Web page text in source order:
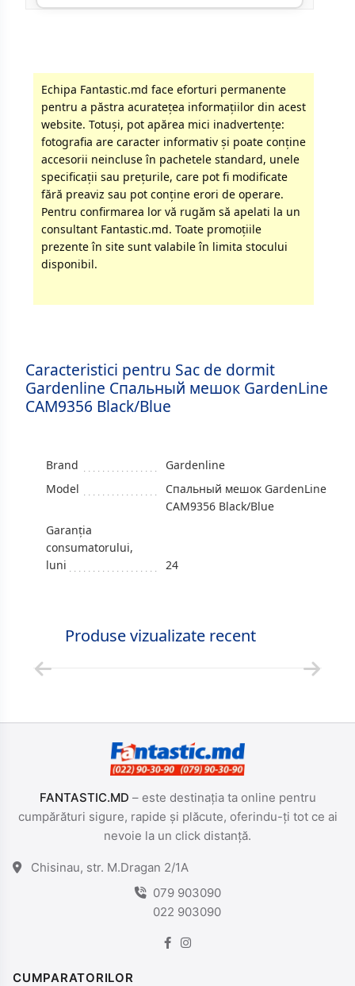
Echipa Fantastic.md face eforturi permanente
pentru a păstra acurateţea informaţiilor din acest
website. Totuși, pot apărea mici inadvertenţe:
fotografia are caracter informativ şi poate conţine
accesorii neincluse în pachetele standard, unele
specificaţii sau preţurile, care pot fi modificate
fără preaviz sau pot conţine erori de operare.
Pentru confirmarea lor vă rugăm să apelati la un
consultant Fantastic.md. Toate promoţiile
prezente în site sunt valabile în limita stocului
disponibil.
Caracteristici pentru Sac de dormit
Gardenline Спальный мешок GardenLine
CAM9356 Black/Blue
Brand
Gardenline
Model
Спальный мешок GardenLine
CAM9356 Black/Blue
Garanția
consumatorului,
luni
24
Produse vizualizate recent
FANTASTIC.MD – este destinația ta online pentru
cumpărături sigure, rapide și plăcute, oferindu-ți tot ce ai
nevoie la un click distanță.
Chisinau, str. M.Dragan 2/1A
079 903090
022 903090
CUMPARATORILOR